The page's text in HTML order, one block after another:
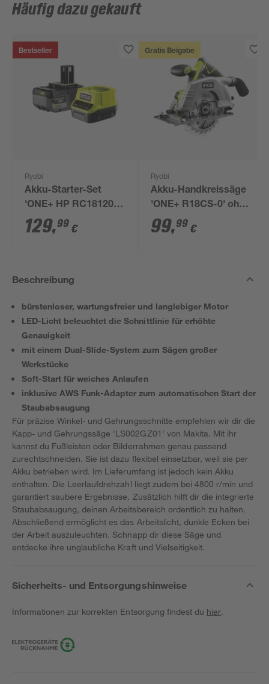
Häufig dazu gekauft
Bestseller
Ryobi
Akku-Starter-Set
'ONE+ HP RC18120-
150X' 18 V 5,0 Ah mit
Akku und Ladegerät
129,99 €
Gratis Beigabe
Ryobi
Akku-Handkreissäge
'ONE+ R18CS-0' ohne
Akku, Ø 165 mm
99,99 €
Beschreibung
bürstenloser, wartungsfreier und langlebiger Motor
LED-Licht beleuchtet die Schnittlinie für erhöhte
Genauigkeit
mit einem Dual-Slide-System zum Sägen großer
Werkstücke
Soft-Start für weiches Anlaufen
inklusive AWS Funk-Adapter zum automatischen Start der
Staubabsaugung
Für präzise Winkel- und Gehrungsschnitte empfehlen wir dir die
Kapp- und Gehrungssäge 'LS002GZ01' von Makita. Mit ihr
kannst du Fußleisten oder Bilderrahmen genau passend
zurechtschneiden. Sie ist dazu flexibel einsetzbar, weil sie per
Akku betrieben wird. Im Lieferumfang ist jedoch kein Akku
enthalten. Die Leerlaufdrehzahl liegt zudem bei 4800 r/min und
garantiert saubere Ergebnisse. Zusätzlich hilft dir die integrierte
Staubabsaugung, deinen Arbeitsbereich ordentlich zu halten.
Abschließend ermöglicht es das Arbeitslicht, dunkle Ecken bei
der Arbeit auszuleuchten. Schnapp dir diese Säge und
entdecke ihre unglaubliche Kraft und Vielseitigkeit.
Sicherheits- und Entsorgungshinweise
Informationen zur korrekten Entsorgung findest du hier.